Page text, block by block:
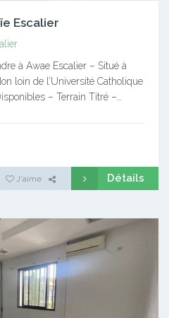
Escalier
à Awae Escalier – Situé à
loin de l’Université Catholique
– Terrain Titré –…
J'aime Détails